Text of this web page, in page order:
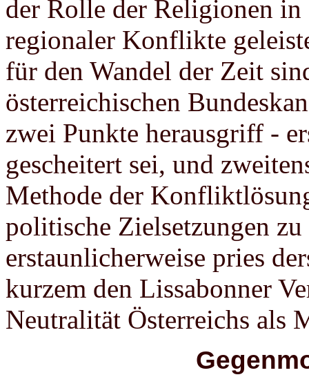
der Rolle der Religionen
regionaler Konflikte
für den Wandel der Zeit
österreichischen
zwei Punkte herausgriff -
gescheitert sei, und
Methode der
politische Zielsetzungen
erstaunlicherweise pries
kurzem den Lissabonner
Neutralität Österreichs als